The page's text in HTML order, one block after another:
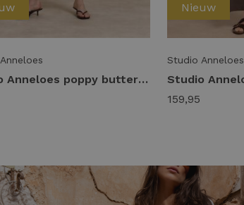
Studio Anneloes poppy butterfly dress 14048 Jurk 8200 teal
Nieuw
Studio Anneloes
159,95